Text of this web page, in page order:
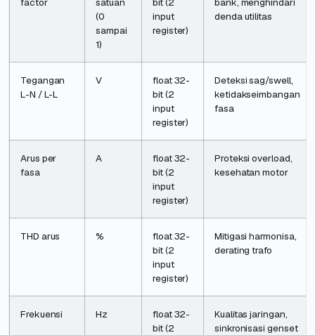
(0
sampai
1)
input
register)
denda utilitas
Tegangan
L-N / L-L
V
float 32-
bit (2
input
register)
Deteksi sag/swell,
ketidakseimbangan
fasa
Arus per
fasa
A
float 32-
bit (2
input
register)
Proteksi overload,
kesehatan motor
THD arus %
float 32-
bit (2
input
register)
Mitigasi harmonisa,
derating trafo
Frekuensi Hz
float 32-
bit (2
Kualitas jaringan,
sinkronisasi genset